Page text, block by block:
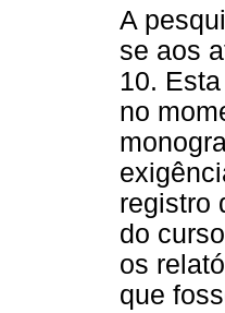
A
se aos
10.
no
registro
do
os
que